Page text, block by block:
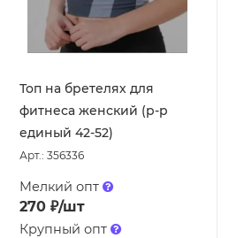
Топ на бретелях для
фитнеса женский (р-р
единый 42-52)
Арт.: 356336
Мелкий опт
270₽/шт
Крупный опт